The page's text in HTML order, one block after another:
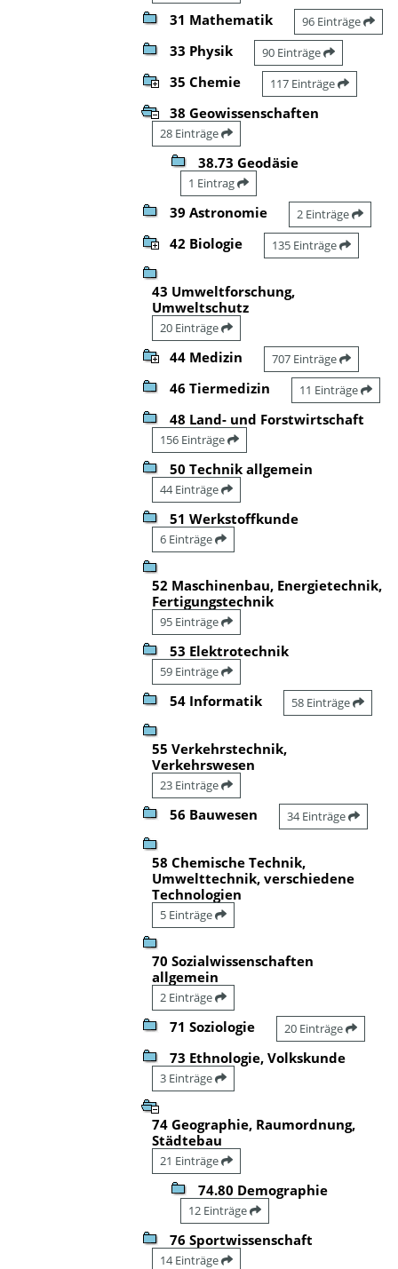
31 Mathematik 96 Einträge
33 Physik 90 Einträge
35 Chemie 117 Einträge
38 Geowissenschaften
28 Einträge
38.73 Geodäsie
1 Eintrag
39 Astronomie 2 Einträge
42 Biologie 135 Einträge
43 Umweltforschung,
Umweltschutz
20 Einträge
44 Medizin 707 Einträge
46 Tiermedizin 11 Einträge
48 Land- und Forstwirtschaft
156 Einträge
50 Technik allgemein
44 Einträge
51 Werkstoffkunde
6 Einträge
52 Maschinenbau, Energietechnik,
Fertigungstechnik
95 Einträge
53 Elektrotechnik
59 Einträge
54 Informatik 58 Einträge
55 Verkehrstechnik,
Verkehrswesen
23 Einträge
56 Bauwesen 34 Einträge
58 Chemische Technik,
Umwelttechnik, verschiedene
Technologien
5 Einträge
70 Sozialwissenschaften
allgemein
2 Einträge
71 Soziologie 20 Einträge
73 Ethnologie, Volkskunde
3 Einträge
74 Geographie, Raumordnung,
Städtebau
21 Einträge
74.80 Demographie
12 Einträge
76 Sportwissenschaft
14 Einträge